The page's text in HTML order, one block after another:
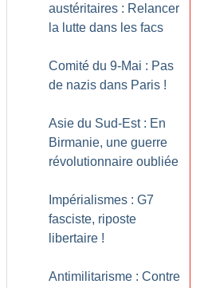
austéritaires : Relancer
la lutte dans les facs
Comité du 9-Mai : Pas
de nazis dans Paris !
Asie du Sud-Est : En
Birmanie, une guerre
révolutionnaire oubliée
Impérialismes : G7
fasciste, riposte
libertaire !
Antimilitarisme : Contre